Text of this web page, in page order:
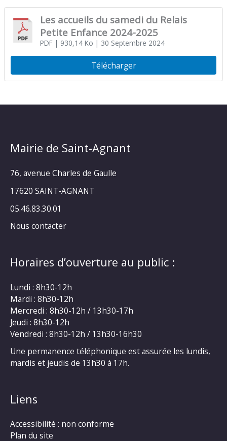
Les accueils du samedi du Relais
Petite Enfance 2024-2025
PDF| 930,14 Ko | 30 Septembre 2024
Télécharger
Mairie de Saint-Agnant
76, avenue Charles de Gaulle
17620 SAINT-AGNANT
05.46.83.30.01
Nous contacter
Horaires d’ouverture au public :
Lundi : 8h30-12h
Mardi : 8h30-12h
Mercredi : 8h30-12h / 13h30-17h
Jeudi : 8h30-12h
Vendredi : 8h30-12h / 13h30-16h30
Une permanence téléphonique est assurée les lundis,
mardis et jeudis de 13h30 à 17h.
Liens
Accessibilité : non conforme
Plan du site